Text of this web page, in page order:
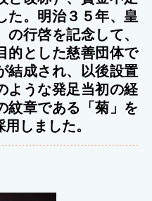
た。明治３５年、皇
行啓を記念して、
的とした慈善団体で
結成され、以後設置
ような発足当初の経
紋章である「菊」を
しました。